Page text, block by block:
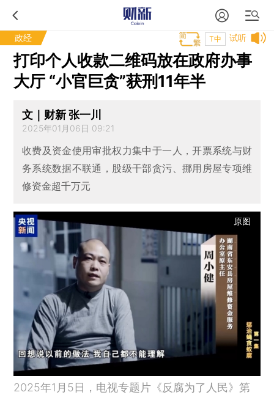
政经 试听
T中
打印个人收款二维码放在政府办事
大厅 “小官巨贪”获刑11年半
文｜财新 张一川
2025年01月06日 09:21
收费及资金使用审批权力集中于一人，开票系统与财
务系统数据不联通，股级干部贪污、挪用房屋专项维
修资金超千万元
原图
2025年1月5日，电视专题片《反腐为了人民》第